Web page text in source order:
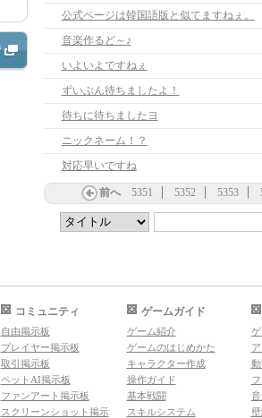
公式ページは韓国語版と似てますねぇ。
音楽作るど～♪
いよいよですねぇ
ずいぶん待ちましたよ！
待ちに待ちましたヨ
ニックネーム！？
対応早いですね
前へ 5351 5352 5353
コミュニティ
自由掲示板
プレイヤー掲示板
取引掲示板
ペットAI掲示板
ファンアート掲示板
スクリーンショット掲示
ゲームガイド
ゲーム紹介
ゲームのはじめかた
キャラクター作成
操作ガイド
基本戦闘
スキルシステム